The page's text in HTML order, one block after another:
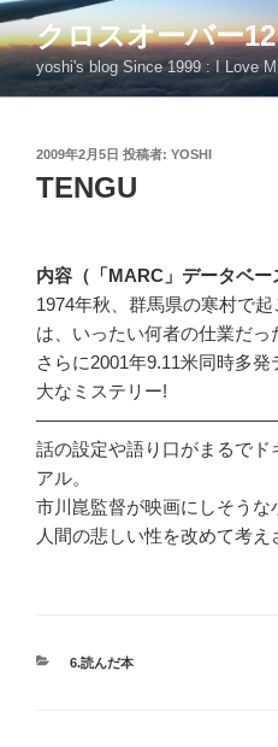
コ
ン
テ
ン
クロスオーバー12
yoshi's blog Since 1999 : I Love
投
稿
日:
2009年2月5日 投稿者: YOSHI
TENGU
内容（「MARC」データベー
1974年秋、群馬県の寒村で
は、いったい何者の仕業だっ
さらに2001年9.11米同時多
大なミステリー!
話の設定や語り口がまるでド
アル。
市川崑監督が映画にしそうな
人間の悲しい性を改めて考え
カ
6.読んだ本